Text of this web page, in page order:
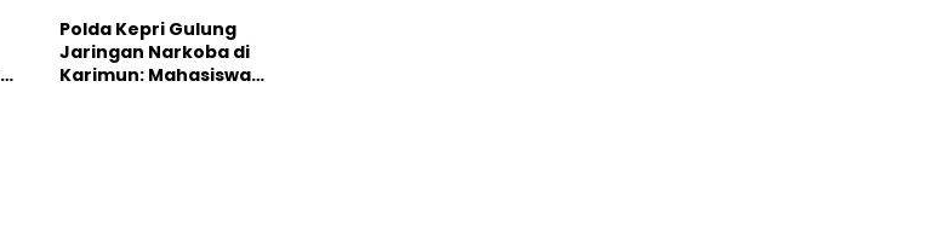
Polda Kepri Gulung
Jaringan Narkoba di
Karimun: Mahasiswa